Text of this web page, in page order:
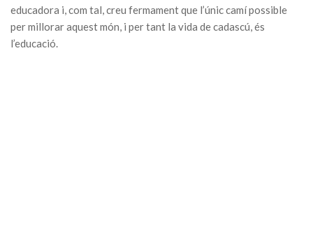
educadora i, com tal, creu fermament que l’únic camí possible
per millorar aquest món, i per tant la vida de cadascú, és
l’educació.